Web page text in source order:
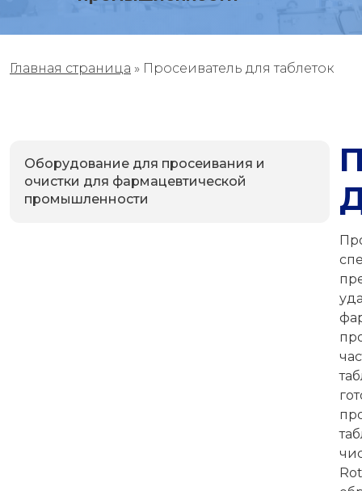
Главная страница » Просеиватель для таблеток
Оборудование для просеивания и
очистки для фармацевтической
промышленности